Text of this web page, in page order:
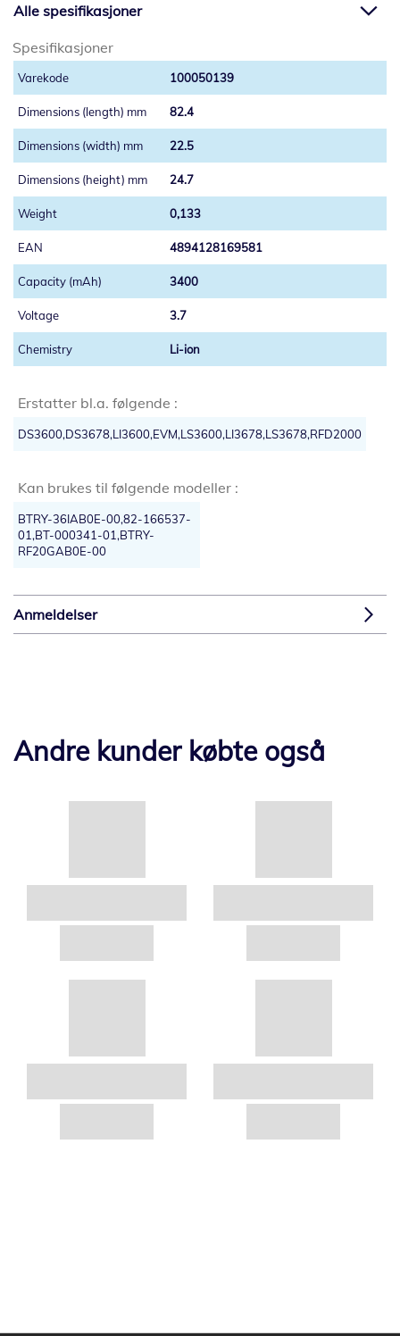
Alle spesifikasjoner
Spesifikasjoner
100050139
82.4
22.5
24.7
0,133
4894128169581
3400
3.7
Li-ion
Erstatter bl.a. følgende :
DS3600,DS3678,LI3600,EVM,LS3600,LI3678,LS3678,RFD2000
Kan brukes til følgende modeller :
BTRY-36IAB0E-00,82-166537-
01,BT-000341-01,BTRY-
RF20GAB0E-00
Anmeldelser
Andre kunder købte også